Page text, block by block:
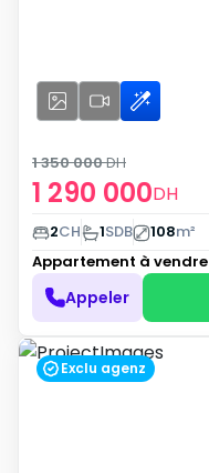
1 290 000DH
1 350 000DH
2CH 1SDB 108m²
Appartement à vendre
Appeler
Exclu agenz